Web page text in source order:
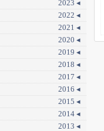
◂ 2023
◂ 2022
◂ 2021
◂ 2020
◂ 2019
◂ 2018
◂ 2017
◂ 2016
◂ 2015
◂ 2014
◂ 2013